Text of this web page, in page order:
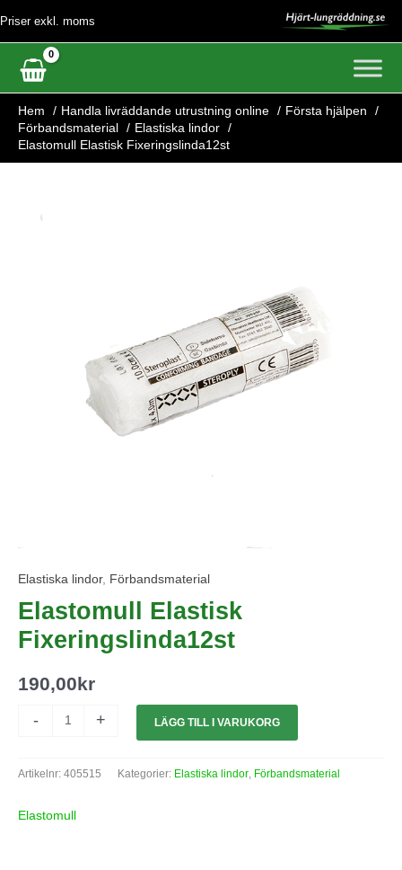
innehåll
Priser exkl. moms
Hem Handla livräddande utrustning online
Första hjälpen
Förbandsmaterial
Elastiska lindor
Elastomull Elastisk Fixeringslinda12st
Elastiska lindor, Förbandsmaterial
Elastomull Elastisk
Fixeringslinda12st
190,00kr
-
Elastisk
+ LÄGG TILL I VARUKORG
Artikelnr: 405515 Kategorier: Elastiska lindor, Förbandsmaterial
Elastomull